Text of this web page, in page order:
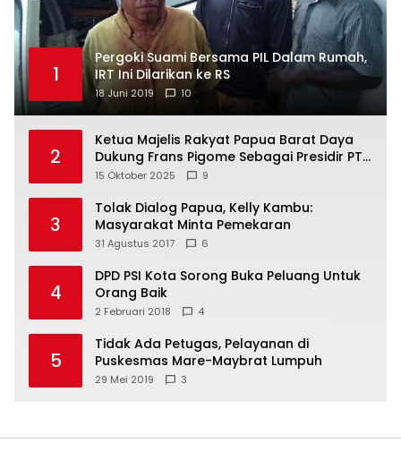
1
Pergoki Suami Bersama PIL Dalam Rumah,
IRT Ini Dilarikan ke RS
18 Juni 2019 10
2
Ketua Majelis Rakyat Papua Barat Daya
Dukung Frans Pigome Sebagai Presidir PT
Freeport Indonesia
15 Oktober 2025 9
3
Tolak Dialog Papua, Kelly Kambu:
Masyarakat Minta Pemekaran
31 Agustus 2017 6
4
DPD PSI Kota Sorong Buka Peluang Untuk
Orang Baik
2 Februari 2018 4
5
Tidak Ada Petugas, Pelayanan di
Puskesmas Mare-Maybrat Lumpuh
29 Mei 2019 3